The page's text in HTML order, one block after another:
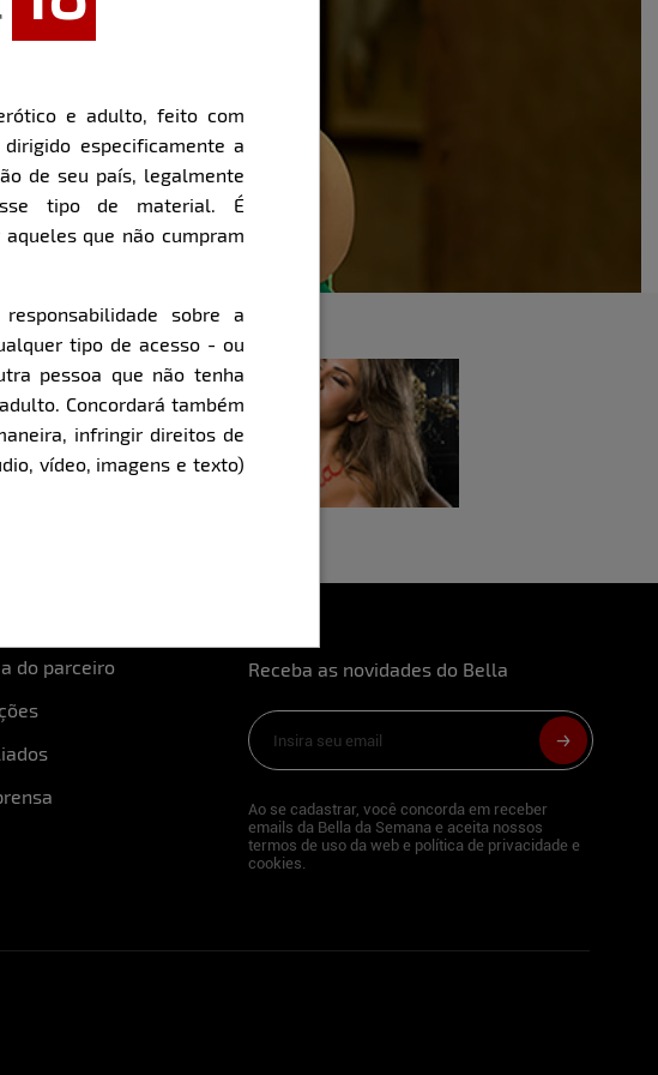
e adulto, feito com
especificamente a
de seu país, legalmente
tipo de material. É
que não cumpram
sobre a
tipo de acesso - ou
pessoa que não tenha
Concordará também
infringir direitos de
vídeo, imagens e texto)
do parceiro
Receba as novidades do Bella
Ao se cadastrar, você concorda em receber
emails da Bella da Semana e aceita nossos
termos de uso da web e política de privacidade e
cookies.